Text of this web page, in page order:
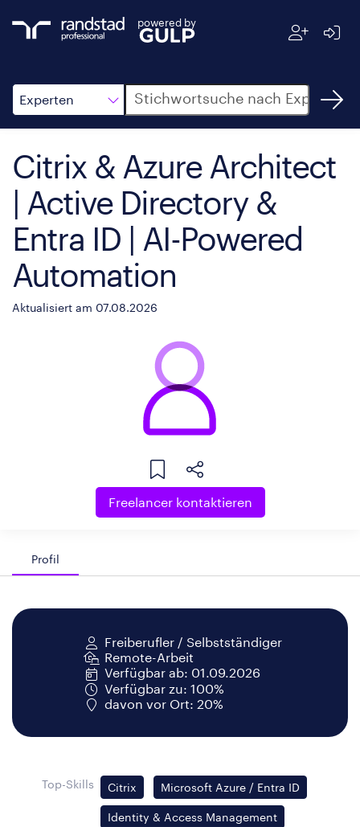
powered by
Experten
Suche
Citrix & Azure Architect
| Active Directory &
Entra ID | AI-Powered
Automation
Aktualisiert am 07.08.2026
Freelancer kontaktieren
Profil
Freiberufler / Selbstständiger
Remote-Arbeit
Verfügbar ab: 01.09.2026
Verfügbar zu: 100%
davon vor Ort: 20%
Top-Skills Citrix Microsoft Azure / Entra ID
Identity & Access Management